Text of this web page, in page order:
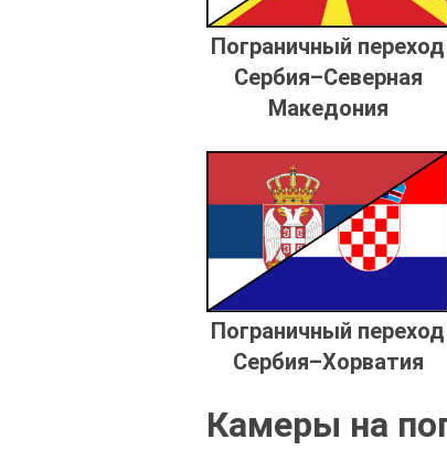
Пограничный переход
Сербия–Северная
Македония
Пограничный переход
Сербия–Хорватия
Камеры на